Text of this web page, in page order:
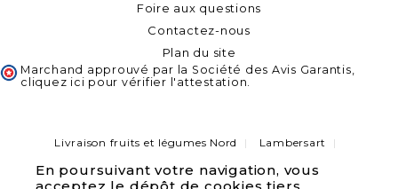
En poursuivant votre navigation, vous
Foire aux questions
Contactez-nous
Plan du site
Marchand approuvé par la Société des Avis Garantis,
cliquez ici pour vérifier l'attestation.
Livraison fruits et légumes Nord
Lambersart
Bondues
Marcq-en-Baroeul
Pérenchies
Verlinghem
Quesnoy sur deule